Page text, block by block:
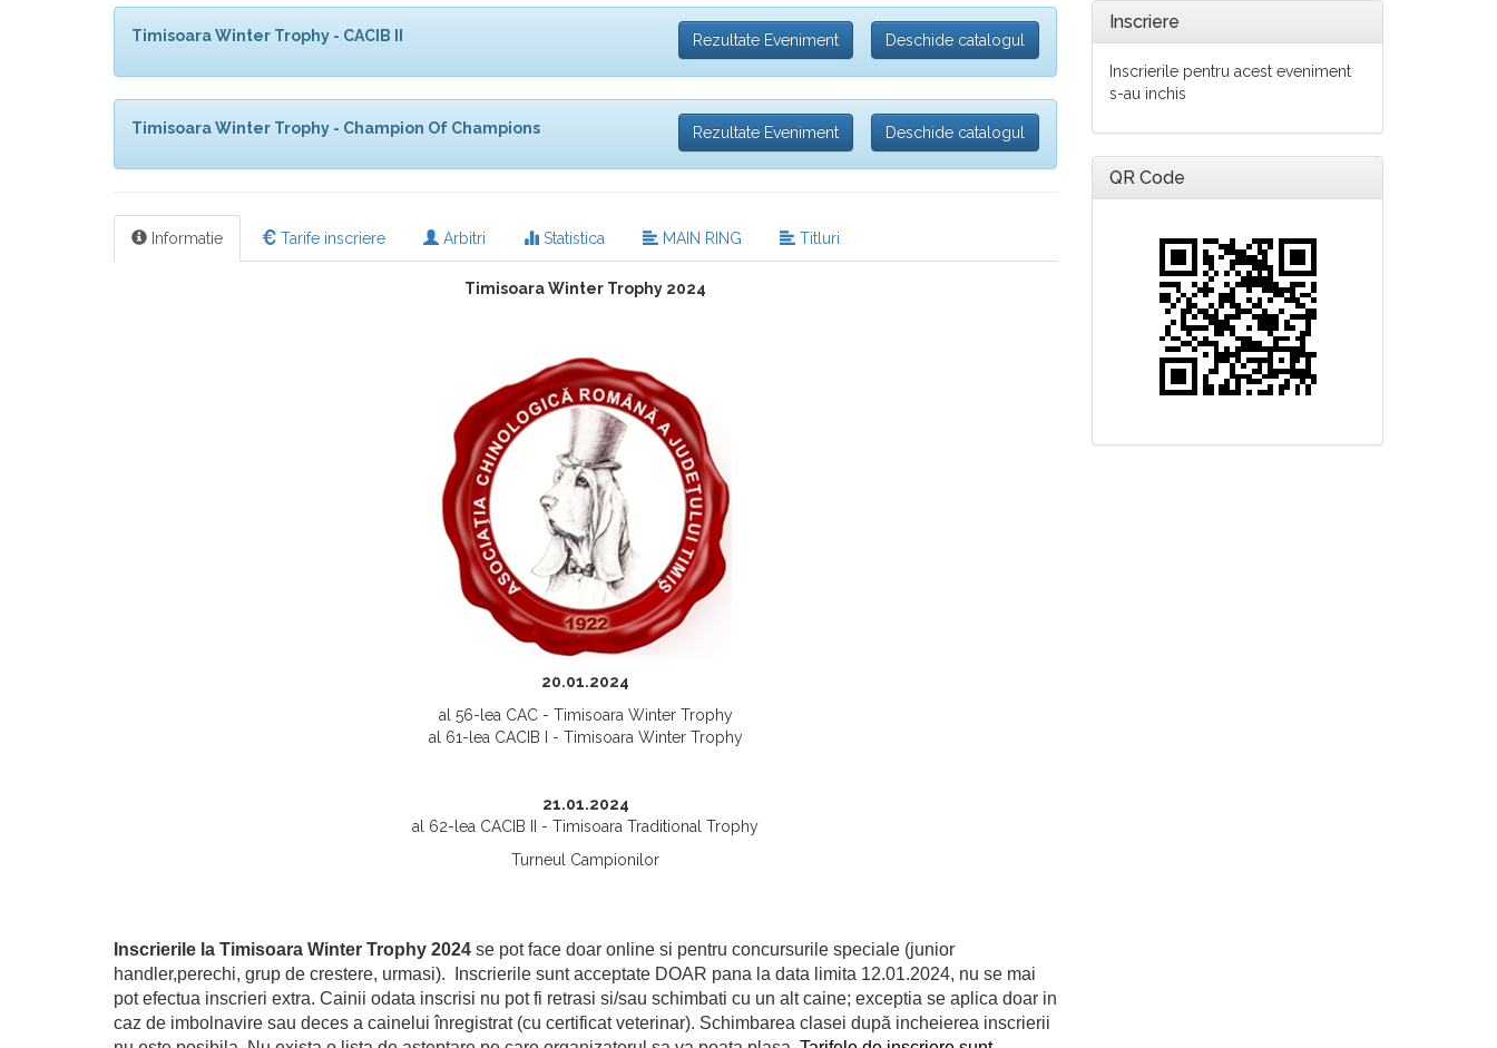
Timisoara Winter Trophy - CACIB II Rezultate Eveniment Deschide catalogul
Timisoara Winter Trophy - Champion Of Champions Rezultate Eveniment Deschide catalogul
Informatie Tarife inscriere Arbitri Statistica MAIN RING Titluri
Timisoara Winter Trophy 2024
20.01.2024
al 56-lea CAC - Timisoara Winter Trophy
al 61-lea CACIB I - Timisoara Winter Trophy
21.01.2024
al 62-lea CACIB II - Timisoara Traditional Trophy
Turneul Campionilor
Inscrierile la Timisoara Winter Trophy 2024 se pot face doar online si pentru concursurile speciale (junior
handler,perechi, grup de crestere, urmasi). Inscrierile sunt acceptate DOAR pana la data limita 12.01.2024, nu se mai
pot efectua inscrieri extra. Cainii odata inscrisi nu pot fi retrasi si/sau schimbati cu un alt caine; exceptia se aplica doar in
caz de imbolnavire sau deces a cainelui înregistrat (cu certificat veterinar). Schimbarea clasei după incheierea inscrierii
Inscriere
Inscrierile pentru acest eveniment
s-au inchis
QR Code